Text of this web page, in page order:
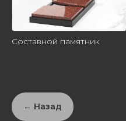
Составной памятник
← Назад